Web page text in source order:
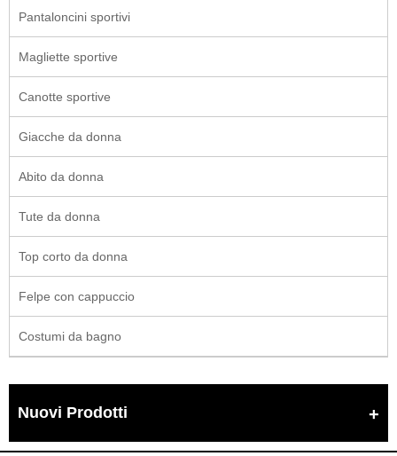
Pantaloncini sportivi
Magliette sportive
Canotte sportive
Giacche da donna
Abito da donna
Tute da donna
Top corto da donna
Felpe con cappuccio
Costumi da bagno
Nuovi Prodotti